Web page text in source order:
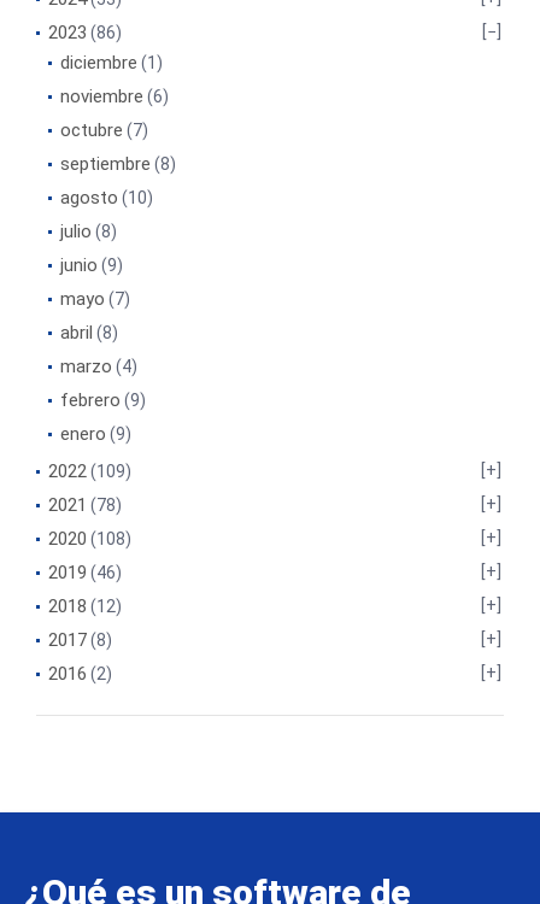
2023 (86)
diciembre (1)
noviembre (6)
octubre (7)
septiembre (8)
agosto (10)
julio (8)
junio (9)
mayo (7)
abril (8)
marzo (4)
febrero (9)
enero (9)
2022(109)
2021 (78)
2020 (108)
2019 (46)
2018 (12)
2017(8)
2016 (2)
¿Qué es un software de